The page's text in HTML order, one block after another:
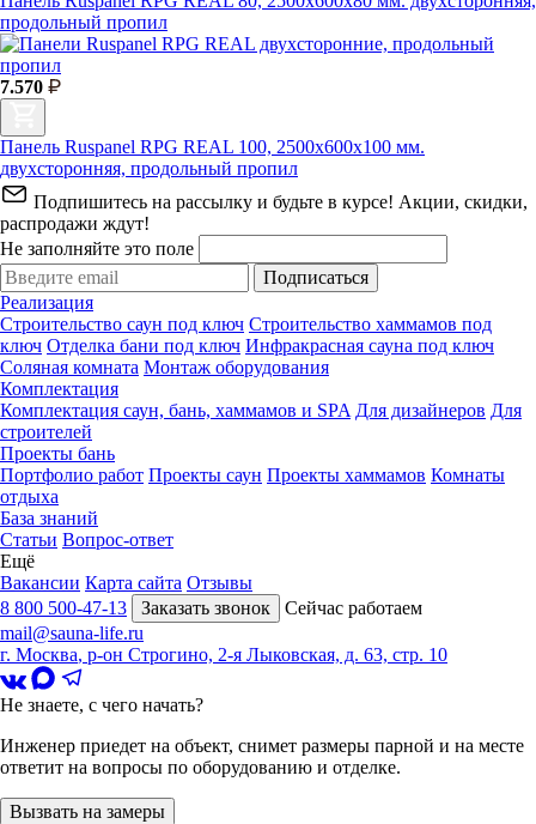
продольный пропил
7.570
Панель Ruspanel RPG REAL 100, 2500х600х100 мм.
двухсторонняя, продольный пропил
Подпишитесь на рассылку и будьте в курсе! Акции, скидки,
распродажи ждут!
Не заполняйте это поле
Подписаться
Реализация
Строительство саун под ключ Строительство хаммамов под
ключ Отделка бани под ключ Инфракрасная сауна под ключ
Соляная комната Монтаж оборудования
Комплектация
Комплектация саун, бань, хаммамов и SPA Для дизайнеров Для
строителей
Проекты бань
Портфолио работ Проекты саун Проекты хаммамов Комнаты
отдыха
База знаний
Статьи Вопрос-ответ
Ещё
Вакансии Карта сайта Отзывы
8 800 500-47-13
Заказать звонок
Сейчас работаем
mail@sauna-life.ru
г. Москва, р-он Строгино, 2-я Лыковская, д. 63, стр. 10
Не знаете, с чего начать?
Инженер приедет на объект, снимет размеры парной и на месте
ответит на вопросы по оборудованию и отделке.
Вызвать на замеры